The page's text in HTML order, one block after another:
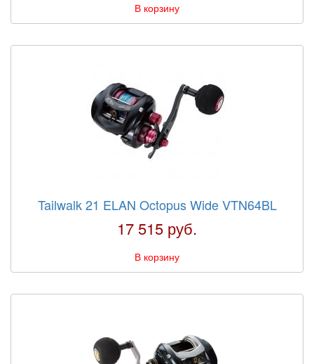
В корзину
Tailwalk 21 ELAN Octopus Wide VTN64BL
17 515 руб.
В корзину